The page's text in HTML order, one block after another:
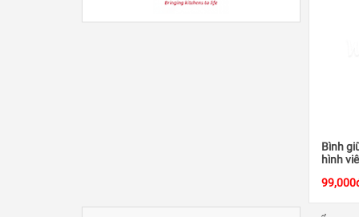
Bình
hình